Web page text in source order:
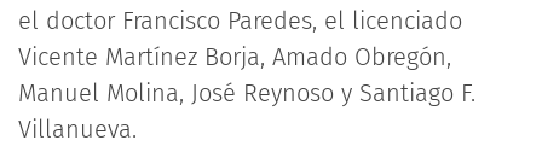
el doctor Francisco Paredes, el licenciado
Vicente Martínez Borja, Amado Obregón,
Manuel Molina, José Reynoso y Santiago F.
Villanueva.